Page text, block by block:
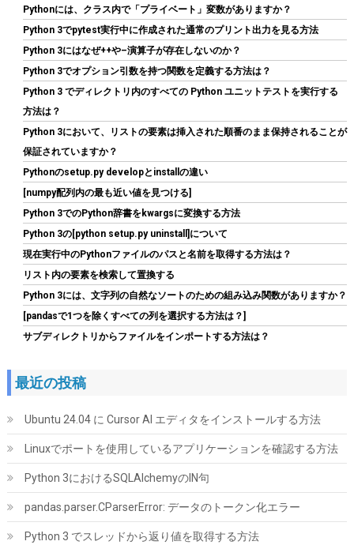
玄人志向 電源ユニット 850W ATX 電源 80 PLUS ゴールド PC電源
フルプラグイン セミファンレス ホワイト KRPW-
GA850W/90+/WHITE
(54363) GBP 67.77 (2026-08-08 04:05 GMT +09:00 時点 -
ちら)
玄人志向 電源ユニット 600W ATX 電源 80 PLUS スタンダード PC
電源 12cm静音ファン KRPW-L5-600W/80+/REV2.0
(542182) GBP 17.61 (2026-08-08 04:05 GMT +09:00 時点 -詳細は
こちら)
スプリッター付き120mm PWMファン 600-3000 RPM、0 RPM
( 544588) GBP 4.57 (2026-08-08 04:05 GMT +09:00 時点 -
Pythonには、クラス内で「プライベート」変数がありますか？
Python 3でpytest実行中に作成された通常のプリント出力を見る方法
Python 3にはなぜ++や–演算子が存在しないのか？
Python 3でオプション引数を持つ関数を定義する方法は？
Python 3 でディレクトリ内のすべての Python ユニットテストを実行する
方法は？
Python 3において、リストの要素は挿入された順番のまま保持されることが
保証されていますか？
Pythonのsetup.py developとinstallの違い
[numpy配列内の最も近い値を見つける]
Python 3でのPython辞書をkwargsに変換する方法
Python 3の[python setup.py uninstall]について
現在実行中のPythonファイルのパスと名前を取得する方法は？
リスト内の要素を検索して置換する
Python 3には、文字列の自然なソートのための組み込み関数がありますか？
[pandasで1つを除くすべての列を選択する方法は？]
サブディレクトリからファイルをインポートする方法は？
最近の投稿
Ubuntu 24.04 に Cursor AI エディタをインストールする方法
Linuxでポートを使用しているアプリケーションを確認する方法
Python 3におけるSQLAlchemyのIN句
pandas.parser.CParserError: データのトークン化エラー
Python 3 でスレッドから返り値を取得する方法